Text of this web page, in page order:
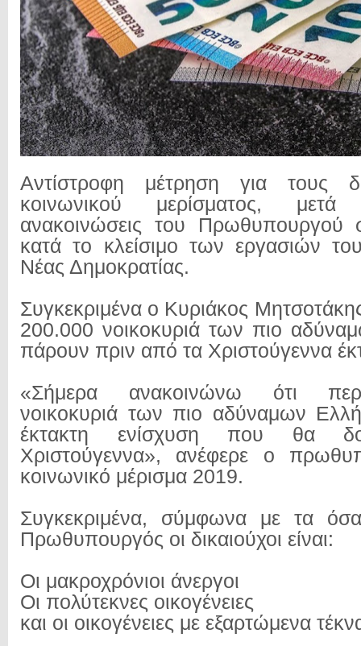
Αντίστροφη μέτρηση για τους
κοινωνικού μερίσματος, μετά
ανακοινώσεις του Πρωθυπουργού
κατά το κλείσιμο των εργασιών
Νέας Δημοκρατίας.
Συγκεκριμένα ο Κυριάκος
200.000 νοικοκυριά των πιο
πάρουν πριν από τα Χριστούγεννα
«Σήμερα ανακοινώνω ότι
νοικοκυριά των πιο αδύναμων
έκτακτη ενίσχυση που θα
Χριστούγεννα», ανέφερε ο
κοινωνικό μέρισμα 2019.
Συγκεκριμένα, σύμφωνα με τα
Πρωθυπουργός οι δικαιούχοι είναι:
Οι μακροχρόνιοι άνεργοι
Οι πολύτεκνες οικογένειες
και οι οικογένειες με εξαρτώμενα